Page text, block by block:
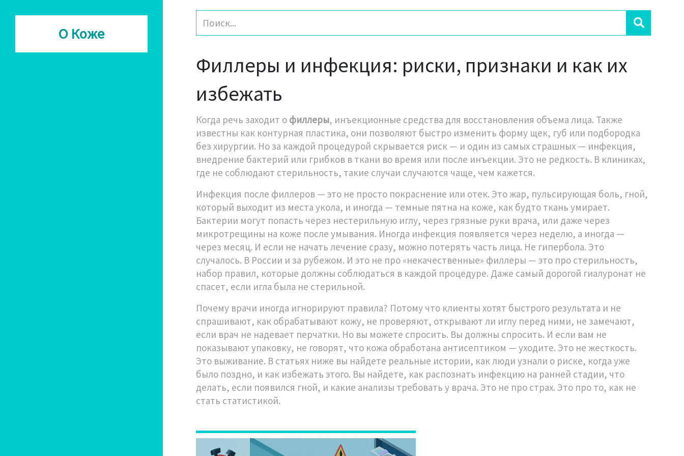
О Коже
Филлеры и инфекция: риски, признаки и как их
избежать
Когда речь заходит о филлеры, инъекционные средства для восстановления объема лица. Также
известны как контурная пластика, они позволяют быстро изменить форму щек, губ или подбородка
без хирургии. Но за каждой процедурой скрывается риск — и один из самых страшных — инфекция,
внедрение бактерий или грибков в ткани во время или после инъекции. Это не редкость. В клиниках,
где не соблюдают стерильность, такие случаи случаются чаще, чем кажется.
Инфекция после филлеров — это не просто покраснение или отек. Это жар, пульсирующая боль, гной,
который выходит из места укола, и иногда — темные пятна на коже, как будто ткань умирает.
Бактерии могут попасть через нестерильную иглу, через грязные руки врача, или даже через
микротрещины на коже после умывания. Иногда инфекция появляется через неделю, а иногда —
через месяц. И если не начать лечение сразу, можно потерять часть лица. Не гипербола. Это
случалось. В России и за рубежом. И это не про «некачественные» филлеры — это про стерильность,
набор правил, которые должны соблюдаться в каждой процедуре. Даже самый дорогой гиалуронат не
спасет, если игла была не стерильной.
Почему врачи иногда игнорируют правила? Потому что клиенты хотят быстрого результата и не
спрашивают, как обрабатывают кожу, не проверяют, открывают ли иглу перед ними, не замечают,
если врач не надевает перчатки. Но вы можете спросить. Вы должны спросить. И если вам не
показывают упаковку, не говорят, что кожа обработана антисептиком — уходите. Это не жесткость.
Это выживание. В статьях ниже вы найдете реальные истории, как люди узнали о риске, когда уже
было поздно, и как избежать этого. Вы найдете, как распознать инфекцию на ранней стадии, что
делать, если появился гной, и какие анализы требовать у врача. Это не про страх. Это про то, как не
стать статистикой.